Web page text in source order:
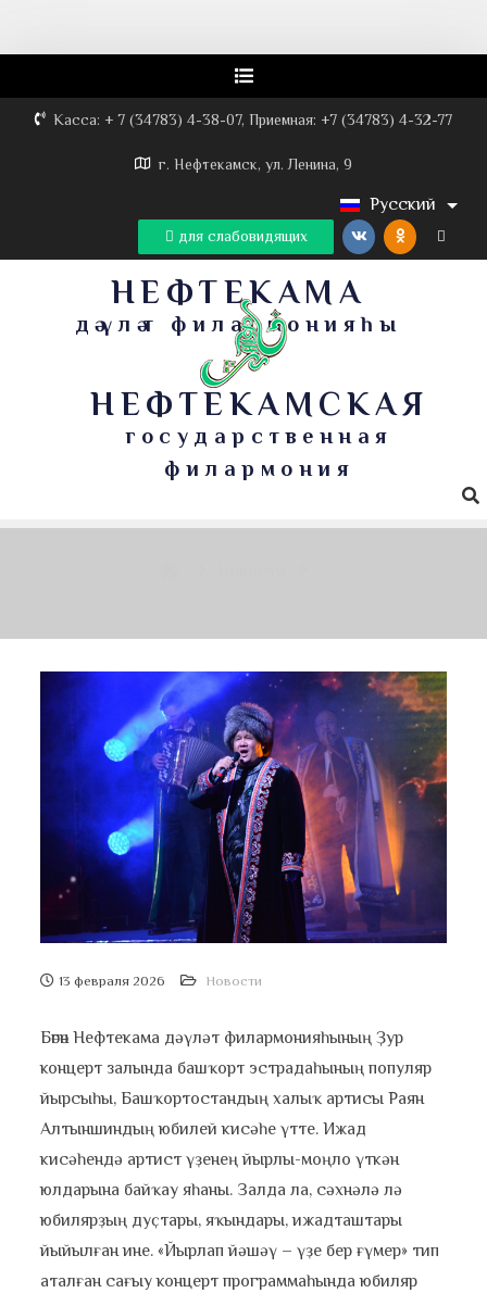
Касса: + 7 (34783) 4-38-07, Приемная: +7 (34783) 4-32-77
г. Нефтекамск, ул. Ленина, 9
Русский
для слабовидящих
НЕФТЕКАМА
дәүләт филармонияһы
НЕФТЕКАМСКАЯ
государственная
филармония
13 февраля 2026 Новости
Бөгөн Нефтекама дәүләт филармонияһының Ҙур
концерт залында башҡорт эстрадаһының популяр
йырсыһы, Башҡортостандың халыҡ артисы Раян
Алтыншиндың юбилей кисәһе үтте. Ижад
кисәһендә артист үҙенең йырлы-моңло үткән
юлдарына байҡау яһаны. Залда ла, сәхнәлә лә
юбилярҙың дуҫтары, яҡындары, ижадташтары
йыйылған ине. «Йырлап йәшәү – үҙе бер ғүмер» тип
аталған сағыу концерт программаһында юбиляр